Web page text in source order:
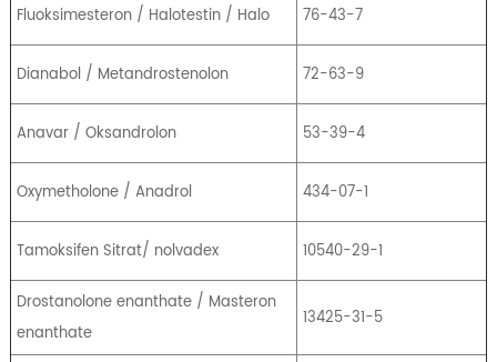
Fluoksimesteron / Halotestin / Halo 76-43-7
Dianabol / Metandrostenolon 72-63-9
Anavar / Oksandrolon 53-39-4
Oxymetholone / Anadrol 434-07-1
Tamoksifen Sitrat/ nolvadex 10540-29-1
Drostanolone enanthate / Masteron
enanthate
13425-31-5